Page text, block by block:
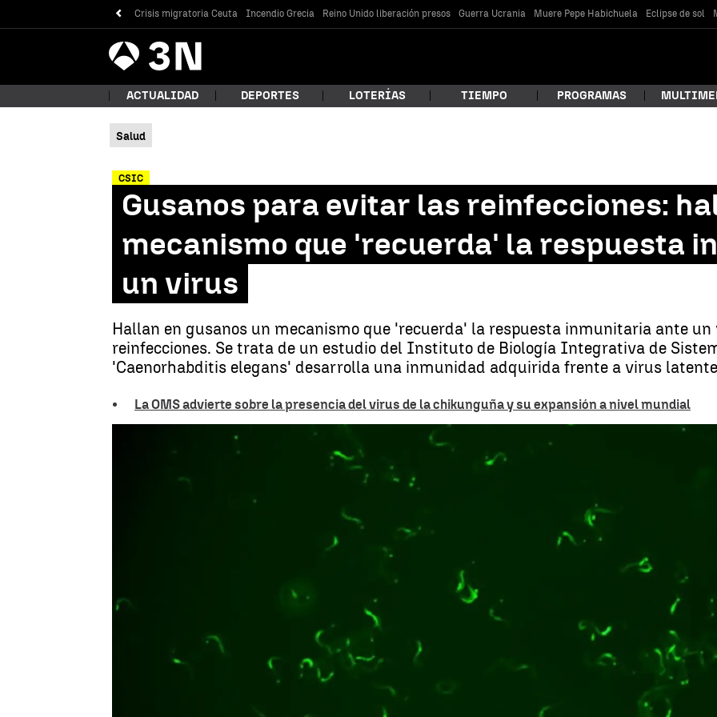
Crisis migratoria Ceuta Incendio Grecia Reino Unido liberación presos Guerra Ucrania Muere Pepe Habichuela Eclipse de sol
Antena
3 Noticias
¿Qué estás buscando?
Buscar
ACTUALIDAD DEPORTES LOTERÍAS TIEMPO PROGRAMAS
Salud
CSIC
Gusanos para evitar las reinfecciones:
mecanismo que 'recuerda' la respuesta
un virus
Hallan en gusanos un mecanismo que 'recuerda' la respuesta inmunitaria ante
reinfecciones. Se trata de un estudio del Instituto de Biología Integrativa de
'Caenorhabditis elegans' desarrolla una inmunidad adquirida frente a virus
La OMS advierte sobre la presencia del virus de la chikunguña y su expansión a nivel mundial